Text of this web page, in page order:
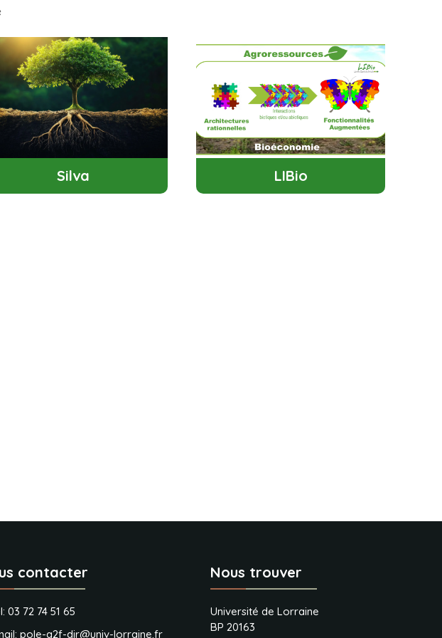
Silva LIBio
contacter
03 72 74 51 65
pole-a2f-dir@univ-lorraine.fr
Nous trouver
Université de Lorraine
BP 20163